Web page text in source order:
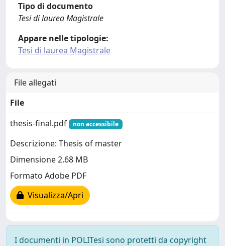
Tipo di documento
Tesi di laurea Magistrale
Appare nelle tipologie:
Tesi di laurea Magistrale
File allegati
File
thesis-final.pdf
non accessibile
Descrizione: Thesis of master
Dimensione 2.68 MB
Formato Adobe PDF
Visualizza/Apri
I documenti in POLITesi sono protetti da copyright